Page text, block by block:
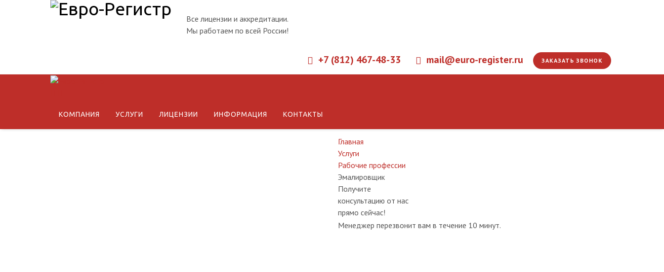
Все лицензии и аккредитации.
Мы работаем по всей России!
+7 (812) 467-48-33 mail@euro-register.ru ЗАКАЗАТЬ ЗВОНОК
КОМПАНИЯ УСЛУГИ ЛИЦЕНЗИИ ИНФОРМАЦИЯ КОНТАКТЫ
Главная
Услуги
Рабочие профессии
Эмалировщик
Получите
консультацию от нас
прямо сейчас!
Менеджер перезвонит вам в течение 10 минут.